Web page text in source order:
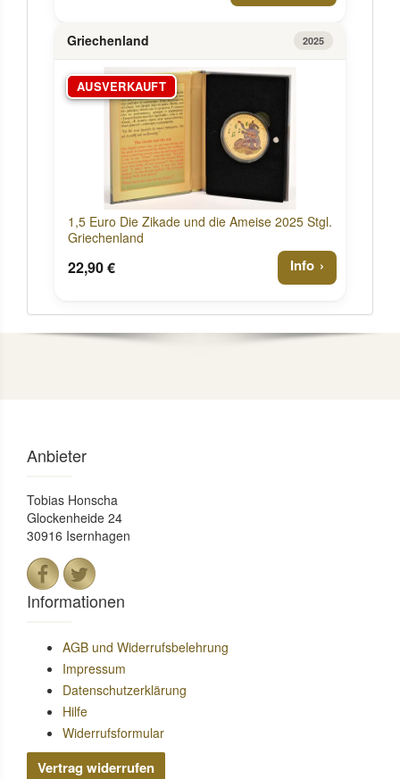
Griechenland 2025
AUSVERKAUFT
1,5 Euro Die Zikade und die Ameise 2025 Stgl.
Griechenland
22,90 € Info
Anbieter
Tobias Honscha
Glockenheide 24
30916 Isernhagen
Informationen
AGB und Widerrufsbelehrung
Impressum
Datenschutzerklärung
Hilfe
Widerrufsformular
Vertrag widerrufen